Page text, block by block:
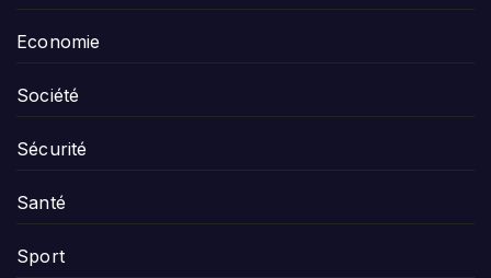
Economie
Société
Sécurité
Santé
Sport